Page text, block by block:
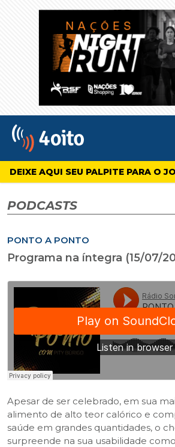
4oito
DEIXE AQUI SEU PALPITE PARA O
PODCASTS
PONTO A PONTO
Programa na íntegra (15/07/
Apesar de ser celebrado, em sua
alimento de alto teor calórico e
saúde em grandes quantidades, o
surpreende na sua usabilidade